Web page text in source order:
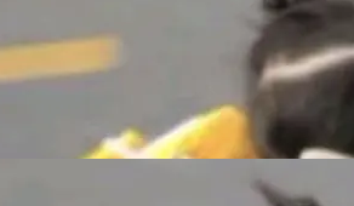
格式将被拒绝 修复了 C
在的问题 如果表单中
树中，则它们将不再关
正式发版的 PG 19，则
PG 18 Beta1 时间点
样交由 AI 分析提炼。
人满意。这一方法也为
踪新版本的思路。
工作、家务、社交生活
这是 libexpat 维护者 S
客里的话。8 月 4 日，
2026 年 8 月 1 日起，
了，最长 6 个月。发
，具体更新内容如
包含多项增强功能：